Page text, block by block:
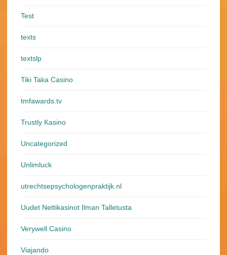
Test
texts
textslp
Tiki Taka Casino
tmfawards.tv
Trustly Kasino
Uncategorized
Unlimluck
utrechtsepsychologenpraktijk.nl
Uudet Nettikasinot Ilman Talletusta
Verywell Casino
Viajando